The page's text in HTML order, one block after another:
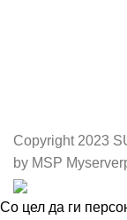
Copyright 2023
by MSP
Со цел да ги